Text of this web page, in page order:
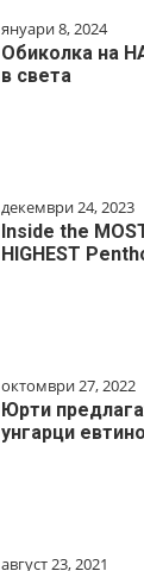
януари 8, 2024
Обиколка на
в света
декември 24, 2023
Inside the
HIGHEST
октомври 27, 2022
Юрти
унгарци
август 23, 2021